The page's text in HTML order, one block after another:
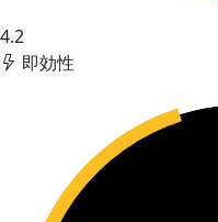
4.2
即効性